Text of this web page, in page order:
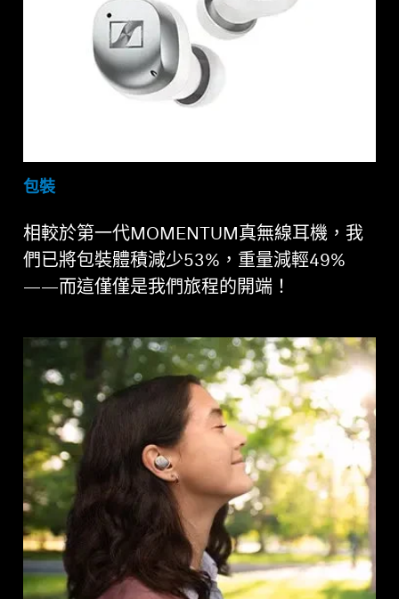
包裝
相較於第一代MOMENTUM真無線耳機，我
們已將包裝體積減少53%，重量減輕49%
——而這僅僅是我們旅程的開端！